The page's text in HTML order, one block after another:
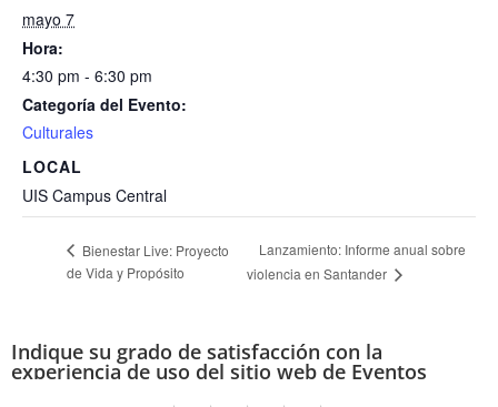
mayo 7
Hora:
4:30 pm - 6:30 pm
Categoría del Evento:
Culturales
LOCAL
UIS Campus Central
Bienestar Live: Proyecto
de Vida y Propósito
Lanzamiento: Informe anual sobre
violencia en Santander
Indique su grado de satisfacción con la
experiencia de uso del sitio web de Eventos